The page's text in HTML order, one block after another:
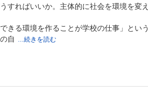
すればいいか。主体的に社会を環境を変
きる環境を作ることが学校の仕事」と
自 ...続きを読む